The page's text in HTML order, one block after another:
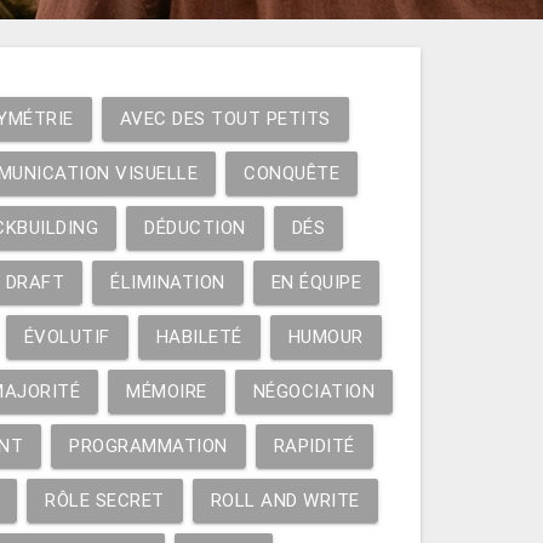
AVEC DES TOUT PETITS
VISUELLE CONQUÊTE
DÉDUCTION DÉS
DRAFT ÉLIMINATION EN ÉQUIPE
ÉVOLUTIF HABILETÉ HUMOUR
MÉMOIRE NÉGOCIATION
PROGRAMMATION RAPIDITÉ
RÔLE SECRET ROLL AND WRITE